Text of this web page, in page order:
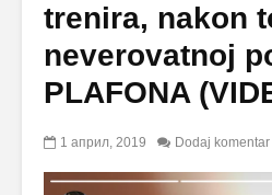
trenira, nakon
neverovatnoj
PLAFONA
1 април, 2019 Dodaj komentar